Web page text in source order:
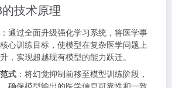
技术原理
：通过全面升级强化学习系统，将医学事
心训练目标，使模型在复杂医学问题上
，实现超越现有模型的能力跃迁。
式 ：将幻觉抑制前移至模型训练阶段，
确保模型输出的医学信息可靠性和一致